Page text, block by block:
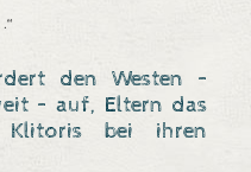
den Westen –
– auf, Eltern das
Klitoris bei ihren